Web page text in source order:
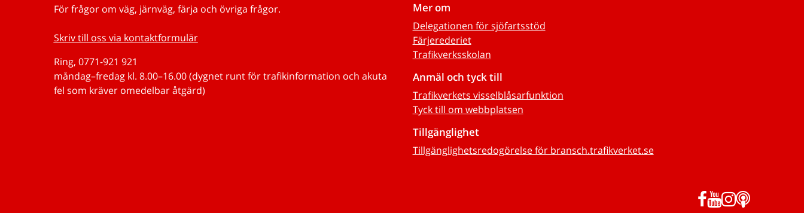
För frågor om väg, järnväg, färja och övriga frågor.
Skriv till oss via kontaktformulär
Ring, 0771-921 921
måndag–fredag kl. 8.00–16.00 (dygnet runt för trafikinformation och akuta
fel som kräver omedelbar åtgärd)
Mer om
Delegationen för sjöfartsstöd
Färjerederiet
Trafikverksskolan
Anmäl och tyck till
Trafikverkets visselblåsarfunktion
Tyck till om webbplatsen
Tillgänglighet
Tillgänglighetsredogörelse för bransch.trafikverket.se
Facebook
YouTube
Instagram
Podd